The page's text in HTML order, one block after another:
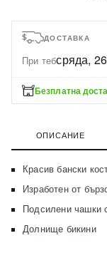
ДОСТАВКА
При тебсряда,
Безплатна
ОПИСАНИЕ
Красив бански
Изработен от
Подсилени чашки
Долнище бикини